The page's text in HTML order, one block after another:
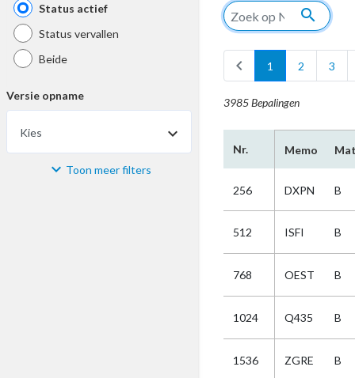
Status actief
Status vervallen
Beide
Versie opname
Kies
Materiaal Toon meer filters
search
chevron_left 1 2 3
3985 Bepalingen
Nr. Memo
256 DXPN B
512 ISFI B
768 OEST B
1024 Q435 B
1536 ZGRE B